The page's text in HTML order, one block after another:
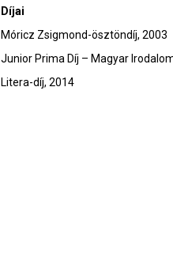
Díjai
Móricz Zsigmond-ösztöndíj, 2003
Junior Prima Díj – Magyar
Litera-díj, 2014